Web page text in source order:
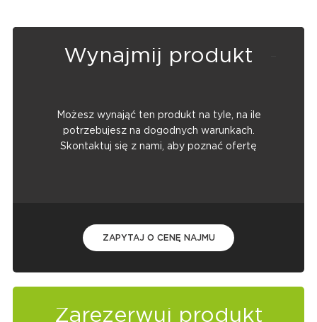
Wynajmij produkt
Możesz wynająć ten produkt na tyle, na ile
potrzebujesz na dogodnych warunkach.
Skontaktuj się z nami, aby poznać ofertę
ZAPYTAJ O CENĘ NAJMU
Zarezerwuj produkt